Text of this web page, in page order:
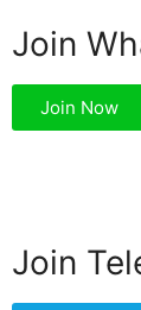
Join
Join Now
Join